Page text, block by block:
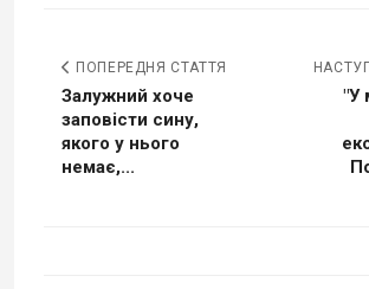
ПОПЕРЕДНЯ СТАТТЯ
Залужний хоче
заповісти сину,
якого у нього
немає,...
"У